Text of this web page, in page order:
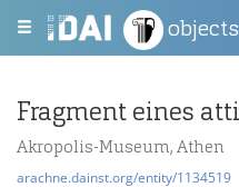
objects
Akropolis-Museum, Athen
arachne.dainst.org/entity/1134519